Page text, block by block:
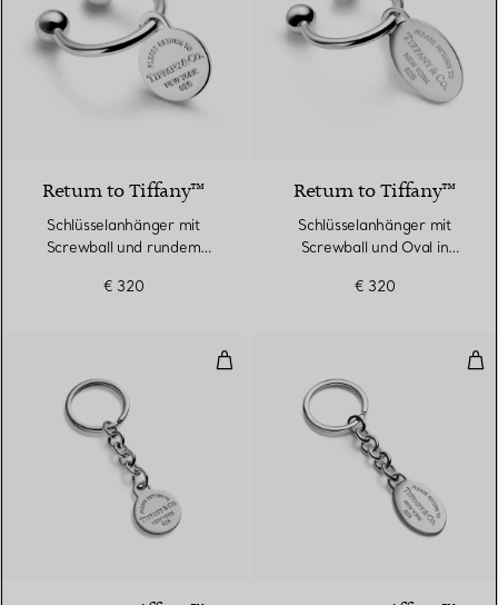
Return to Tiffany™
Schlüsselanhänger mit
Screwball und rundem
€ 320
Return to Tiffany™
Schlüsselanhänger mit
Screwball und Oval in
€ 320
Dangle Schlüsselanhänger mit